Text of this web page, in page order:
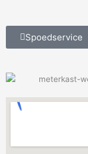
Spoedservice